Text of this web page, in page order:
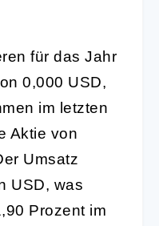
für das Jahr
0,000 USD,
im letzten
Aktie von
Umsatz
USD, was
Prozent im